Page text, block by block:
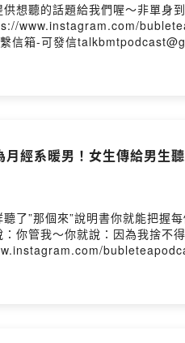
想聽的話題給我們喔～非單
www.instagram.com/
箱-可發信
by
經系暖男！女生傳給男生
了”那個來”說明書你就能把
你管我～你就說：因為我捨不
by